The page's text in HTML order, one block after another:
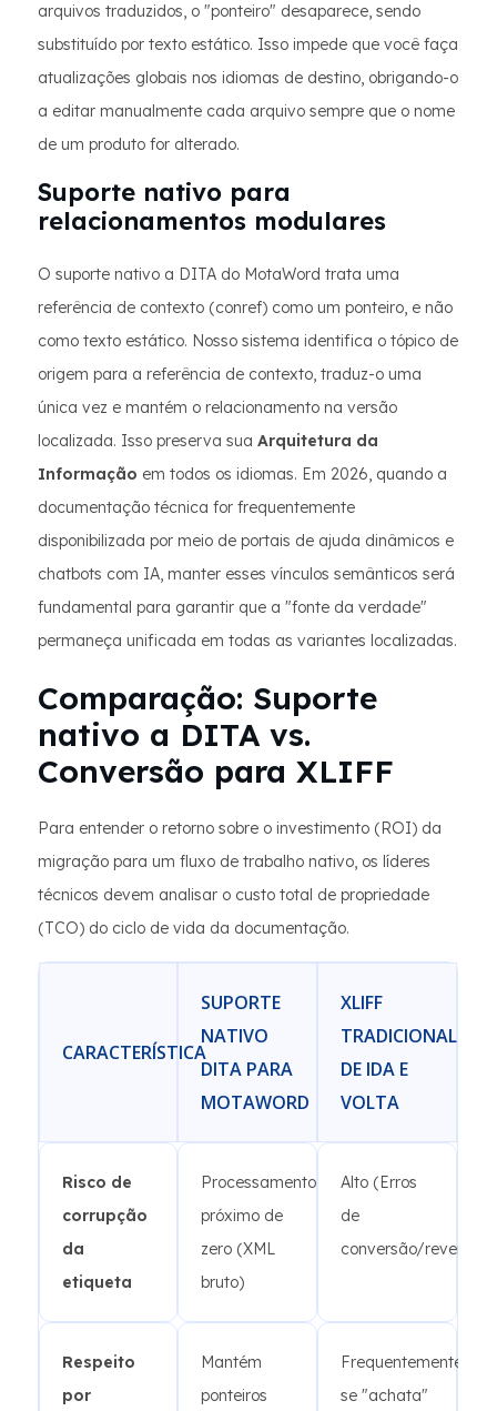
arquivos traduzidos, o "ponteiro" desaparece, sendo
substituído por texto estático. Isso impede que você faça
atualizações globais nos idiomas de destino, obrigando-o
a editar manualmente cada arquivo sempre que o nome
de um produto for alterado.
Suporte nativo para
relacionamentos modulares
O suporte nativo a DITA do MotaWord trata uma
referência de contexto (conref) como um ponteiro, e não
como texto estático. Nosso sistema identifica o tópico de
origem para a referência de contexto, traduz-o uma
única vez e mantém o relacionamento na versão
localizada. Isso preserva sua Arquitetura da
Informação em todos os idiomas. Em 2026, quando a
documentação técnica for frequentemente
disponibilizada por meio de portais de ajuda dinâmicos e
chatbots com IA, manter esses vínculos semânticos será
fundamental para garantir que a "fonte da verdade"
permaneça unificada em todas as variantes localizadas.
Comparação: Suporte
nativo a DITA vs.
Conversão para XLIFF
Para entender o retorno sobre o investimento (ROI) da
migração para um fluxo de trabalho nativo, os líderes
técnicos devem analisar o custo total de propriedade
(TCO) do ciclo de vida da documentação.
CARACTERÍSTICA
SUPORTE
NATIVO
DITA PARA
MOTAWORD
XLIFF
TRADICIONAL
DE IDA E
VOLTA
Risco de
corrupção
da
etiqueta
Processamento
próximo de
zero (XML
bruto)
Alto (Erros
de
conversão/reversão)
Respeito
por
Mantém
ponteiros
Frequentemente
se "achata"